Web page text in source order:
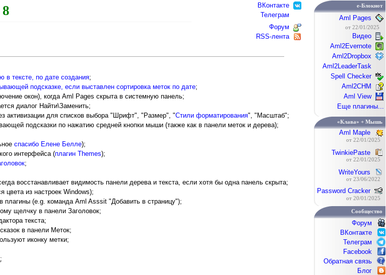
ВКонтакте
Телеграм
Форум
RSS-лента
в тексте, по дате создания;
подсказке, если выставлен сортировка меток по дате;
окон), когда Aml Pages скрыта в системную панель;
диалог Найти\Заменить;
активизации для списков выбора "Шрифт", "Размер", "Стили форматирования", "Масштаб";
подсказки по нажатию средней кнопки мыши (также как в панели меток и дерева);
спасибо Елене Белле);
интерфейса (плагин Themes);
;
восстанавливает видимость панели дерева и текста, если хотя бы одна панель скрыта;
цвета из настроек Windows);
(e.g. команда Aml Asssit "Добавить в страницу");
щелчку в панели Заголовок;
текста;
в панели Меток;
иконку метки;
e-Блокнот
Aml Pages
от 22/01/2025
Видео
Aml2Evernote
Aml2Dropbox
Aml2LeaderTask
Spell Checker
Aml2CHM
Aml View
Еще плагины...
«Клава» + Мышь
Aml Maple
от 22/01/2025
TwinkiePaste
от 22/01/2025
WriteYours
от 23/06/2022
Password Cracker
от 20/01/2025
Сообщество
Форум
ВКонтакте
Телеграм
Facebook
Обратная связь
Блог